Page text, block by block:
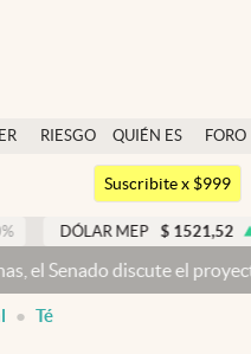
RIESGO
QUIÉN ES
QUIÉN
FORO
Argentina
México
USA
Suscribite x $999
MEP $ 1521,52 0.23%
y se votaría pasada la
Té